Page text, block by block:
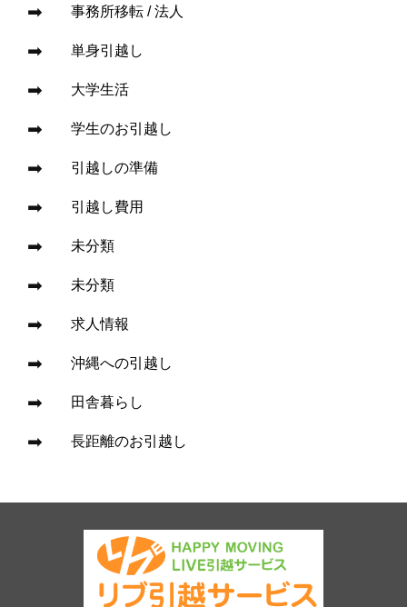
事務所移転 / 法人
単身引越し
大学生活
学生のお引越し
引越しの準備
引越し費用
未分類
未分類
求人情報
沖縄への引越し
田舎暮らし
長距離のお引越し